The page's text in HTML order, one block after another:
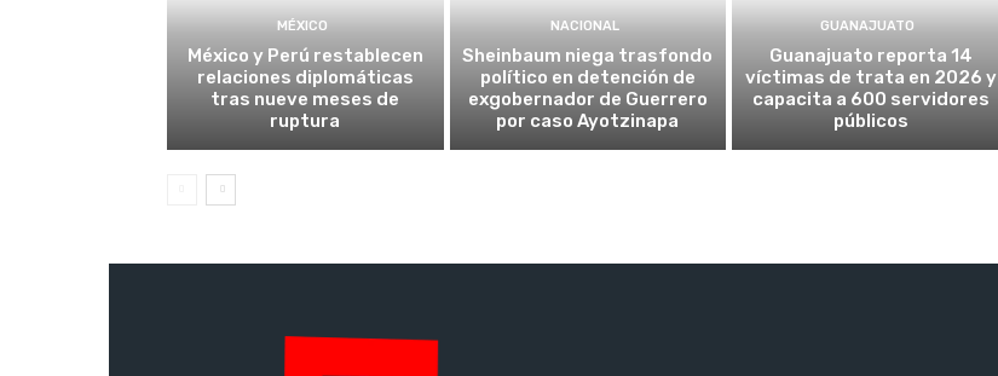
MÉXICO
México y Perú restablecen
relaciones diplomáticas
tras nueve meses de
ruptura
NACIONAL
Sheinbaum niega trasfondo
político en detención de
exgobernador de Guerrero
por caso Ayotzinapa
GUANAJUATO
Guanajuato reporta 14
víctimas de trata en 2026 y
capacita a 600 servidores
públicos